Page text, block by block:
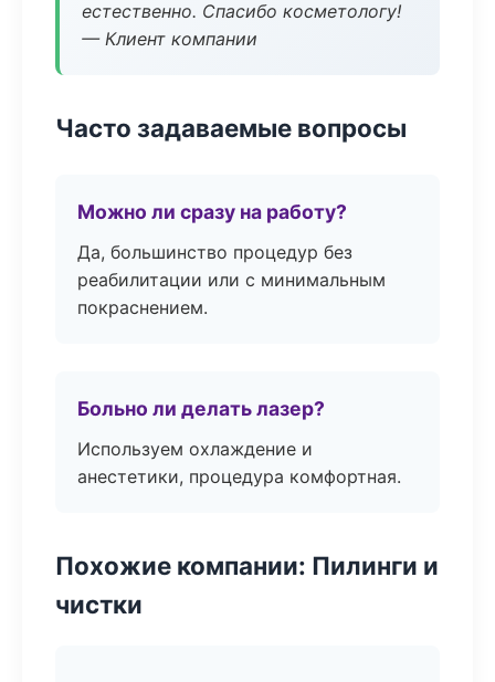
естественно. Спасибо косметологу!
— Клиент компании
Часто задаваемые вопросы
Можно ли сразу на работу?
Да, большинство процедур без
реабилитации или с минимальным
покраснением.
Больно ли делать лазер?
Используем охлаждение и
анестетики, процедура комфортная.
Похожие компании: Пилинги и
чистки